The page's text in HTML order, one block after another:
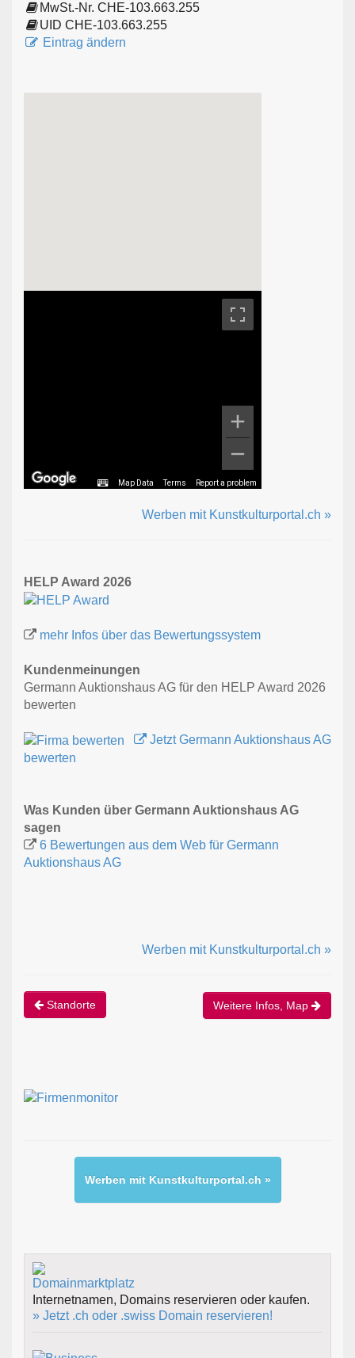
MwSt.-Nr. CHE-103.663.255
UID CHE-103.663.255
Eintrag ändern
Map Data Terms Report a problem
Werben mit Kunstkulturportal.ch »
HELP Award 2026
mehr Infos über das Bewertungssystem
Kundenmeinungen
Germann Auktionshaus AG für den HELP Award 2026
bewerten
Jetzt Germann Auktionshaus AG
bewerten
Was Kunden über Germann Auktionshaus AG
sagen
6 Bewertungen aus dem Web für Germann
Auktionshaus AG
Werben mit Kunstkulturportal.ch »
Standorte Weitere Infos, Map
Werben mit Kunstkulturportal.ch »
Internetnamen, Domains reservieren oder kaufen.
» Jetzt .ch oder .swiss Domain reservieren!